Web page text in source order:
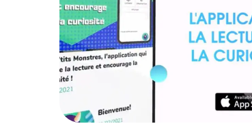
VISIBILITÉ